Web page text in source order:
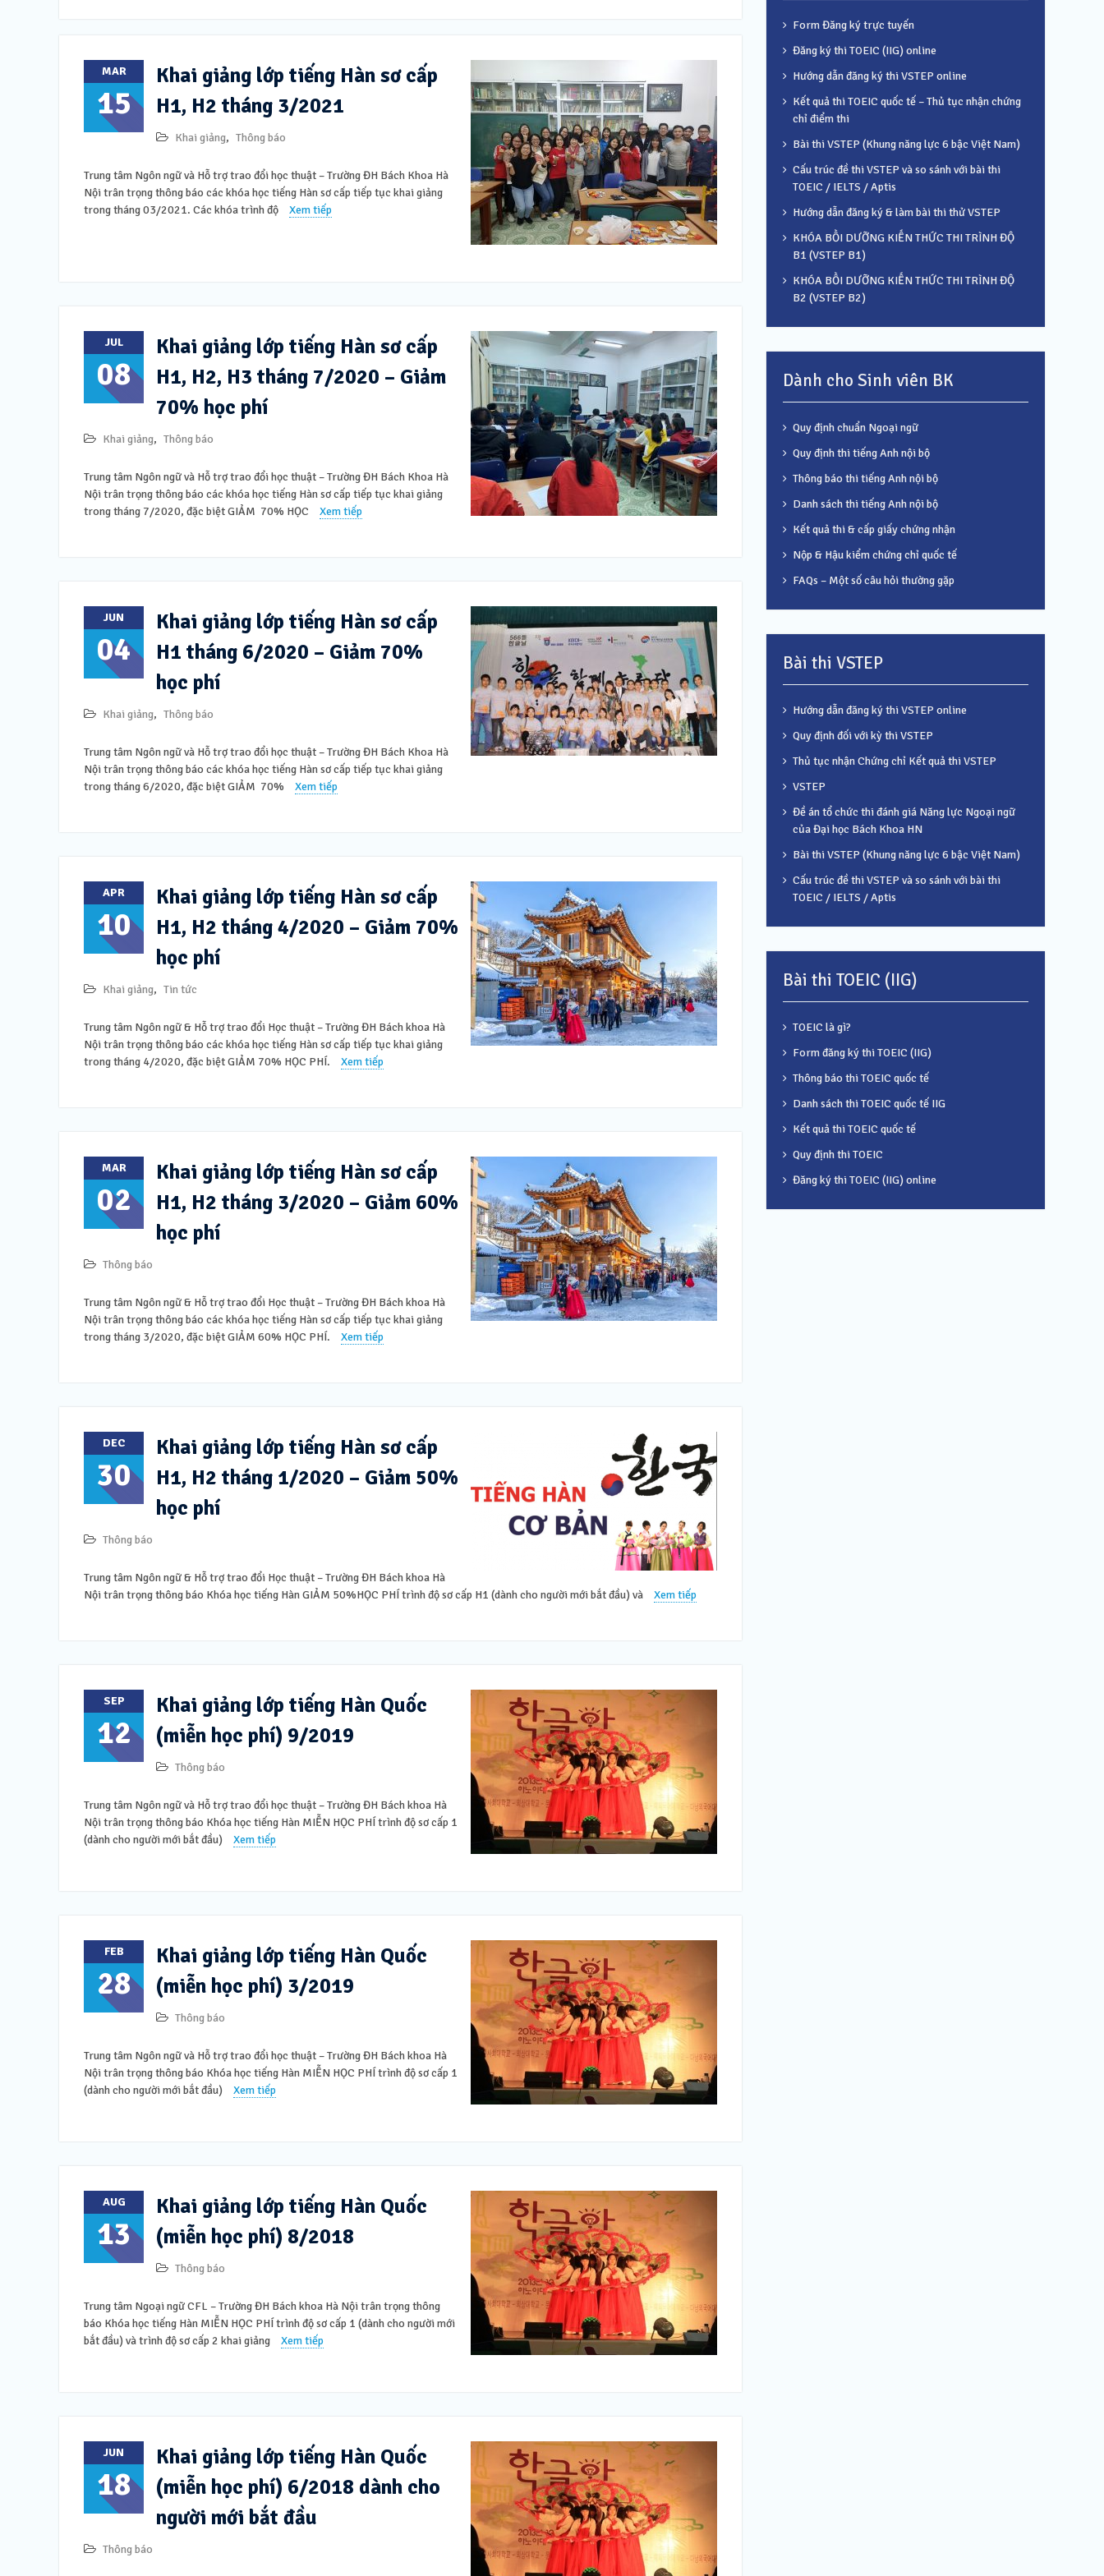
MAR
15
Khai giảng lớp tiếng Hàn sơ cấp
H1, H2 tháng 3/2021
Khai giảng, Thông báo
Trung tâm Ngôn ngữ và Hỗ trợ trao đổi học thuật – Trường ĐH Bách Khoa Hà
Nội trân trọng thông báo các khóa học tiếng Hàn sơ cấp tiếp tục khai giảng
trong tháng 03/2021. Các khóa trình độ
Xem tiếp
JUL
08
Khai giảng lớp tiếng Hàn sơ cấp
H1, H2, H3 tháng 7/2020 – Giảm
70% học phí
Khai giảng, Thông báo
Trung tâm Ngôn ngữ và Hỗ trợ trao đổi học thuật – Trường ĐH Bách Khoa Hà
Nội trân trọng thông báo các khóa học tiếng Hàn sơ cấp tiếp tục khai giảng
trong tháng 7/2020, đặc biệt GIẢM 70% HỌC
Xem tiếp
JUN
04
Khai giảng lớp tiếng Hàn sơ cấp
H1 tháng 6/2020 – Giảm 70%
học phí
Khai giảng, Thông báo
Trung tâm Ngôn ngữ và Hỗ trợ trao đổi học thuật – Trường ĐH Bách Khoa Hà
Nội trân trọng thông báo các khóa học tiếng Hàn sơ cấp tiếp tục khai giảng
trong tháng 6/2020, đặc biệt GIẢM 70%
Xem tiếp
APR
10
Khai giảng lớp tiếng Hàn sơ cấp
H1, H2 tháng 4/2020 – Giảm 70%
học phí
Khai giảng, Tin tức
Trung tâm Ngôn ngữ & Hỗ trợ trao đổi Học thuật – Trường ĐH Bách khoa Hà
Nội trân trọng thông báo các khóa học tiếng Hàn sơ cấp tiếp tục khai giảng
trong tháng 4/2020, đặc biệt GIẢM 70% HỌC PHÍ.
Xem tiếp
MAR
02
Khai giảng lớp tiếng Hàn sơ cấp
H1, H2 tháng 3/2020 – Giảm 60%
học phí
Thông báo
Trung tâm Ngôn ngữ & Hỗ trợ trao đổi Học thuật – Trường ĐH Bách khoa Hà
Nội trân trọng thông báo các khóa học tiếng Hàn sơ cấp tiếp tục khai giảng
trong tháng 3/2020, đặc biệt GIẢM 60% HỌC PHÍ.
Xem tiếp
DEC
30
Khai giảng lớp tiếng Hàn sơ cấp
H1, H2 tháng 1/2020 – Giảm 50%
học phí
Thông báo
Trung tâm Ngôn ngữ & Hỗ trợ trao đổi Học thuật – Trường ĐH Bách khoa Hà
Nội trân trọng thông báo Khóa học tiếng Hàn GIẢM 50%HỌC PHÍ trình độ sơ cấp H1 (dành cho người mới bắt đầu) và
Xem tiếp
SEP
12
Khai giảng lớp tiếng Hàn Quốc
(miễn học phí) 9/2019
Thông báo
Trung tâm Ngôn ngữ và Hỗ trợ trao đổi học thuật – Trường ĐH Bách khoa Hà
Nội trân trọng thông báo Khóa học tiếng Hàn MIỄN HỌC PHÍ trình độ sơ cấp 1
(dành cho người mới bắt đầu)
Xem tiếp
FEB
28
Khai giảng lớp tiếng Hàn Quốc
(miễn học phí) 3/2019
Thông báo
Trung tâm Ngôn ngữ và Hỗ trợ trao đổi học thuật – Trường ĐH Bách khoa Hà
Nội trân trọng thông báo Khóa học tiếng Hàn MIỄN HỌC PHÍ trình độ sơ cấp 1
(dành cho người mới bắt đầu)
Xem tiếp
AUG
13
Khai giảng lớp tiếng Hàn Quốc
(miễn học phí) 8/2018
Thông báo
Trung tâm Ngoại ngữ CFL – Trường ĐH Bách khoa Hà Nội trân trọng thông
báo Khóa học tiếng Hàn MIỄN HỌC PHÍ trình độ sơ cấp 1 (dành cho người mới
bắt đầu) và trình độ sơ cấp 2 khai giảng
Xem tiếp
JUN
18
Khai giảng lớp tiếng Hàn Quốc
(miễn học phí) 6/2018 dành cho
người mới bắt đầu
Thông báo
Form Đăng ký trực tuyến
Đăng ký thi TOEIC (IIG) online
Hướng dẫn đăng ký thi VSTEP online
Kết quả thi TOEIC quốc tế – Thủ tục nhận chứng
chỉ điểm thi
Bài thi VSTEP (Khung năng lực 6 bậc Việt Nam)
Cấu trúc đề thi VSTEP và so sánh với bài thi
TOEIC / IELTS / Aptis
Hướng dẫn đăng ký & làm bài thi thử VSTEP
KHÓA BỒI DƯỠNG KIẾN THỨC THI TRÌNH ĐỘ
B1 (VSTEP B1)
KHÓA BỒI DƯỠNG KIẾN THỨC THI TRÌNH ĐỘ
B2 (VSTEP B2)
Dành cho Sinh viên BK
Quy định chuẩn Ngoại ngữ
Quy định thi tiếng Anh nội bộ
Thông báo thi tiếng Anh nội bộ
Danh sách thi tiếng Anh nội bộ
Kết quả thi & cấp giấy chứng nhận
Nộp & Hậu kiểm chứng chỉ quốc tế
FAQs – Một số câu hỏi thường gặp
Bài thi VSTEP
Hướng dẫn đăng ký thi VSTEP online
Quy định đối với kỳ thi VSTEP
Thủ tục nhận Chứng chỉ Kết quả thi VSTEP
VSTEP
Đề án tổ chức thi đánh giá Năng lực Ngoại ngữ
của Đại học Bách Khoa HN
Bài thi VSTEP (Khung năng lực 6 bậc Việt Nam)
Cấu trúc đề thi VSTEP và so sánh với bài thi
TOEIC / IELTS / Aptis
Bài thi TOEIC (IIG)
TOEIC là gì?
Form đăng ký thi TOEIC (IIG)
Thông báo thi TOEIC quốc tế
Danh sách thi TOEIC quốc tế IIG
Kết quả thi TOEIC quốc tế
Quy định thi TOEIC
Đăng ký thi TOEIC (IIG) online